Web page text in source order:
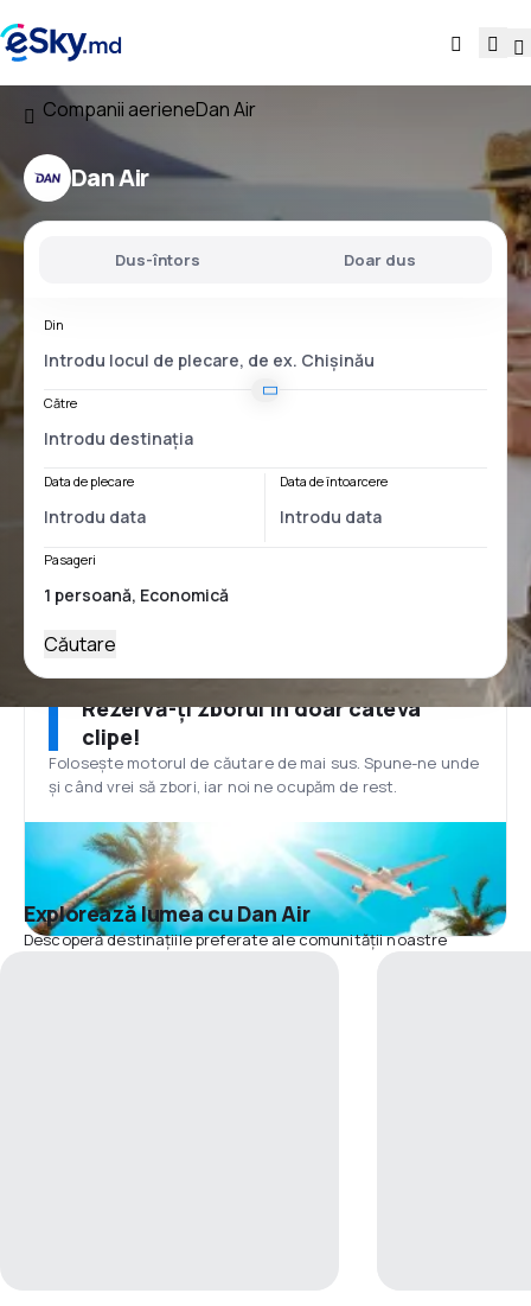
Companii aerieneDan Air
Dan Air
Dus-întors Doar dus
Din
Către
Data de plecare Data de întoarcere
Pasageri
Căutare
Rezervă-ți zborul în doar câteva
clipe!
Folosește motorul de căutare de mai sus. Spune-ne unde
și când vrei să zbori, iar noi ne ocupăm de rest.
Explorează lumea cu Dan Air
Descoperă destinațiile preferate ale comunității noastre